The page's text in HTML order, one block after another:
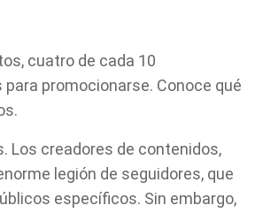
cuatro de cada 10
promocionarse. Conoce qué
Los creadores de contenidos,
legión de seguidores, que
específicos. Sin embargo,